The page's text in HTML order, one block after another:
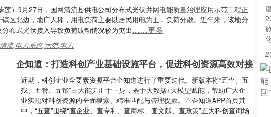
）9月27日，国网清流县供电公司分布式光伏并网电能质量治理应用示范工程正
区北边，地广人稀，用电负荷主要以居民用电为主，负荷分散。近年来，该地分
布式光伏接入导致负荷波动情况较为突出……更多
流,电力系统,示范,电力
企知道：打造科创产业基础设施平台，促进科创资源高效对接
近期，科创企业全要素资源平台企知道进行了重要迭代。新版本将“五查、五
找、五管、五帮”三大能力汇于一身，基于大数据+大模型赋能，帮助广大企
业实现对科创资源的全面搜索、精准匹配与管理提效。△企知道APP首页其
中，“五查”围绕“查企业、查专利、查商标、查文献、查政策”五大科创查询场